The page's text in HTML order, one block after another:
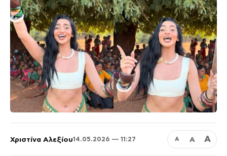
Χριστίνα Αλεξίου14.05.2026 — 11:27 Α Α Α